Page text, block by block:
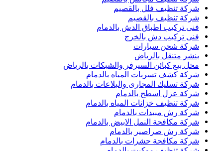
شركة تنظيف فلل بالقصيم
شركة تنظيف بالقصيم
فنى تركيب اطباق الدش بالدمام
فنى تركيب دش بالخرج
شركة شحن سيارات
بنشر متنقل بالرياض
محل بيع كبائن السيرفر والشبكات بالرياض
شركة كشف تسربات المياه بالدمام
شركة تسليك المجارى والبلاعات بالدمام
شركة عزل اسطح بالدمام
شركة تنظيف خزانات المياه بالدمام
شركة رش مبيدات بالدمام
شركة مكافحة النمل الابيض بالدمام
شركة رش صراصير بالدمام
شركة مكافحة حشرات بالدمام